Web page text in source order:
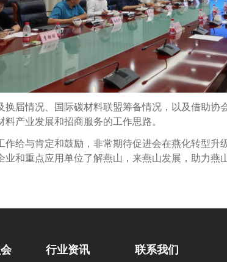
情况、国际碳材料联盟筹备情况，以及借助协
产业发展和招商服务的工作思路。
与肯定和鼓励，非常期待促进会在燕化转型升
和重点应用单位了解燕山，来燕山发展，助力燕
行业资讯 联系我们